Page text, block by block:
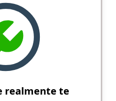
realmente te